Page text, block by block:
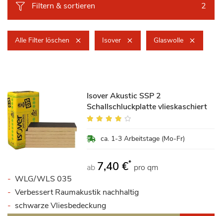
Filtern & sortieren 2
Alle Filter löschen Isover Glaswolle
Isover Akustic SSP 2
Schallschluckplatte vlieskaschiert
Bewertung:
ca. 1-3 Arbeitstage (Mo-Fr)
ab 7,40 €* pro qm
WLG/WLS 035
Verbessert Raumakustik nachhaltig
schwarze Vliesbedeckung